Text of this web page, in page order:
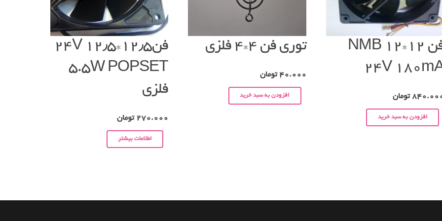
فن ۱۲*۱۲ NMB
24V
تومان
افزودن به سبد خرید
توری فن ۴*۴ فلزی
40.000 تومان
افزودن به سبد خرید
فن۱۲٫۵*۱۲٫۵ ۲۴V
5.5W POPSET
فلزی
270.000 تومان
اطلاعات بیشتر